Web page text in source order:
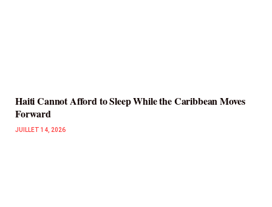
Haiti Cannot Afford to Sleep While the Caribbean Moves
Forward
JUILLET 14, 2026